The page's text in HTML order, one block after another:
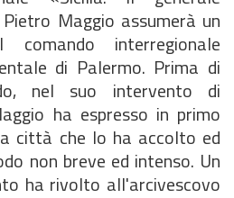
Maggio assumerà un
interregionale
di Palermo. Prima di
nel suo intervento di
ha espresso in primo
città che lo ha accolto ed
non breve ed intenso. Un
ha rivolto all'arcivescovo